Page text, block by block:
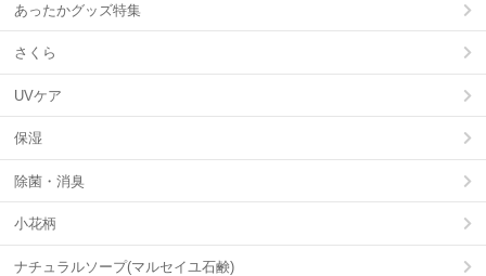
あったかグッズ特集
さくら
UVケア
保湿
除菌・消臭
小花柄
ナチュラルソープ(マルセイユ石鹸)